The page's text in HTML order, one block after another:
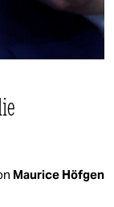
Maurice Höfgen